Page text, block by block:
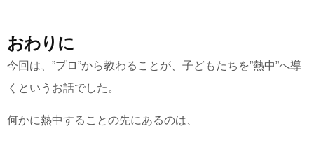
おわりに
今回は、”プロ”から教わることが、 子どもたちを”熱中”へ導
くと いうお話でした。
何かに熱中することの先にあるのは、